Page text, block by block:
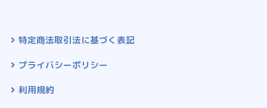
特定商法取引法に基づく表記
プライバシーポリシー
利用規約